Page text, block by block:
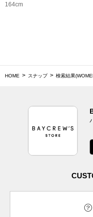
164cm
HOME スナップ 検索結果